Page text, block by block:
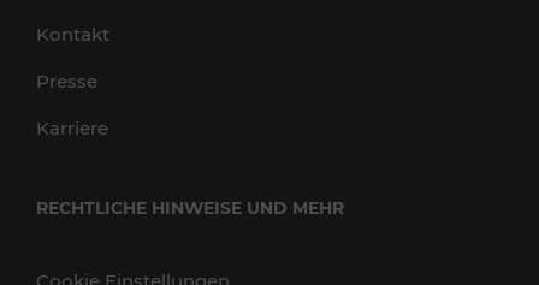
Kontakt
Presse
Karriere
RECHTLICHE HINWEISE UND MEHR